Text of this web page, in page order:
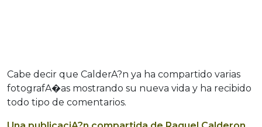
Cabe decir que CalderA?n ya ha compartido varias
fotografA�as mostrando su nueva vida y ha recibido
todo tipo de comentarios.